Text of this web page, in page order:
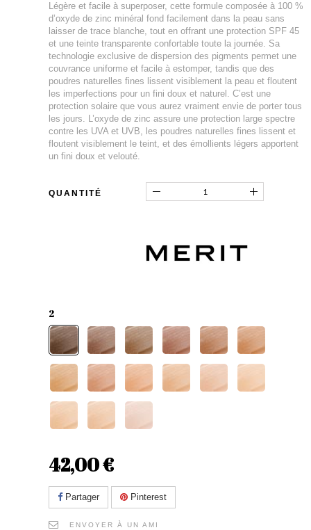
Légère et facile à superposer, cette formule composée à 100 %
d’oxyde de zinc minéral fond facilement dans la peau sans
laisser de trace blanche, tout en offrant une protection SPF 45
et une teinte transparente confortable toute la journée. Sa
technologie exclusive de dispersion des pigments permet une
couvrance uniforme et facile à estomper, tandis que des
poudres naturelles fines lissent visiblement la peau et floutent
les imperfections pour un fini doux et naturel. C’est une
protection solaire que vous aurez vraiment envie de porter tous
les jours. L’oxyde de zinc assure une protection large spectre
contre les UVA et UVB, les poudres naturelles fines lissent et
floutent visiblement le teint, et des émollients légers apportent
un fini doux et velouté.
QUANTITÉ
2
42,00 €
Partager Pinterest
ENVOYER À UN AMI